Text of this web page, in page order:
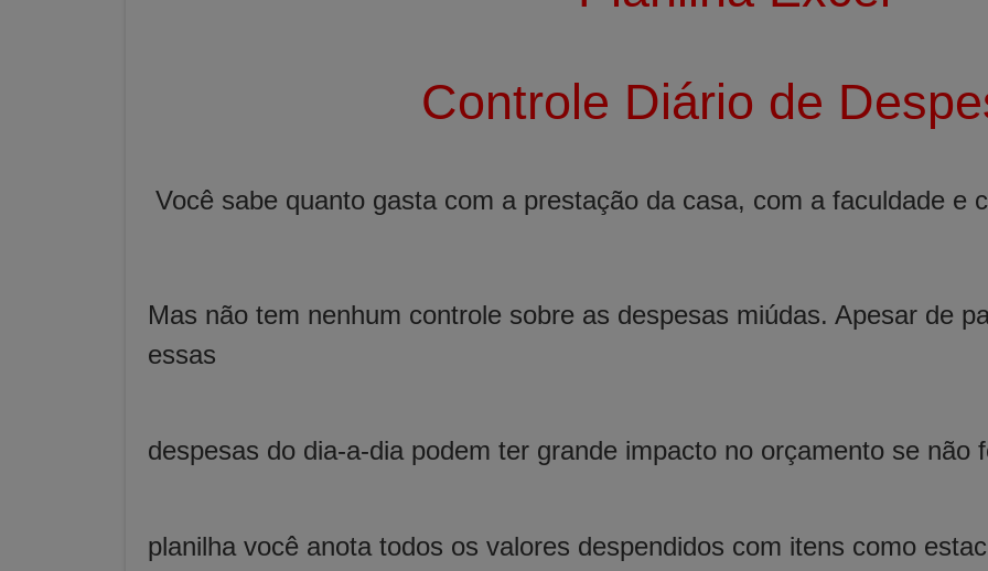
Controle Diário de
Você sabe quanto gasta com a prestação da casa, com a faculdade e
Mas não tem nenhum controle sobre as despesas miúdas. Apesar de
essas
despesas do dia-a-dia podem ter grande impacto no orçamento se não
planilha você anota todos os valores despendidos com itens como